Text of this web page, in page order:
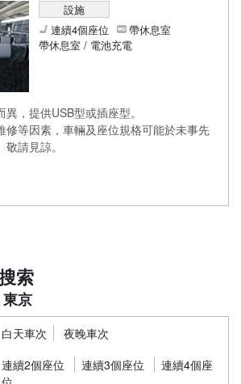
設施
連續4個座位
帶休息室
帶休息室 / 電池充電
異，提供USB型或插座型。
修等因素，車輛及座位規格可能於未事先
請見諒。
索
東京
白天車次 夜晚車次
連續2個座位 連續3個座位
連續4個座